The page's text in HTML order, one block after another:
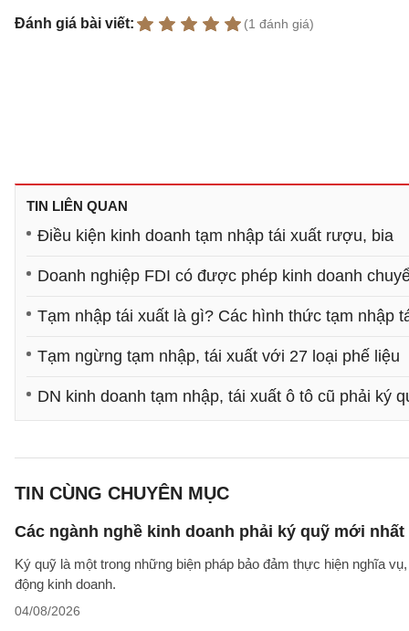
Đánh giá bài viết: (1 đánh giá)
TIN LIÊN QUAN
Điều kiện kinh doanh tạm nhập tái xuất rượu, bia
Doanh nghiệp FDI có được phép kinh doanh
Tạm nhập tái xuất là gì? Các hình thức tạm nhập
Tạm ngừng tạm nhập, tái xuất với 27 loại phế liệu
DN kinh doanh tạm nhập, tái xuất ô tô cũ phải ký
TIN CÙNG CHUYÊN MỤC
Các ngành nghề kinh doanh phải ký quỹ mới nhất
Ký quỹ là một trong những biện pháp bảo đảm thực hiện nghĩa
động kinh doanh.
04/08/2026